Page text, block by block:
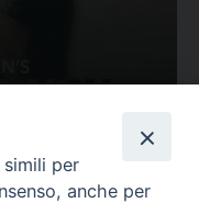
per
anche per